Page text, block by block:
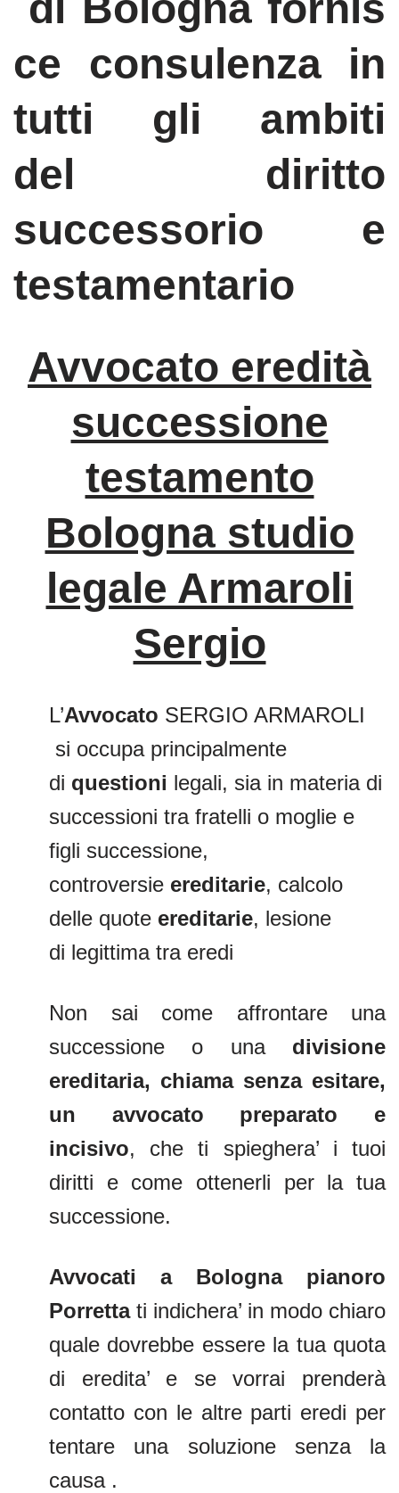
ce consulenza in
tutti gli ambiti
del diritto
successorio e
testamentario
Avvocato eredità
successione
testamento
Bologna studio
legale Armaroli
Sergio
L’Avvocato SERGIO ARMAROLI
si occupa principalmente
di questioni legali, sia in materia di
successioni tra fratelli o moglie e
figli successione,
controversie ereditarie, calcolo
delle quote ereditarie, lesione
di legittima tra eredi
Non sai come affrontare una
successione o una divisione
ereditaria, chiama senza esitare,
un avvocato preparato e
incisivo, che ti spieghera’ i tuoi
diritti e come ottenerli per la tua
successione.
Avvocati a Bologna pianoro
Porrettati indichera’ in modo chiaro
quale dovrebbe essere la tua quota
di eredita’ e se vorrai prenderà
contatto con le altre parti eredi per
tentare una soluzione senza la
causa .